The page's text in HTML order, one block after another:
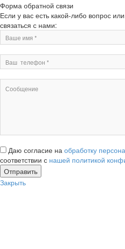
Форма обратной связи
Если у вас есть какой-либо вопрос
связаться с нами:
Даю согласие на обработку
соответствии с нашей политикой
Закрыть